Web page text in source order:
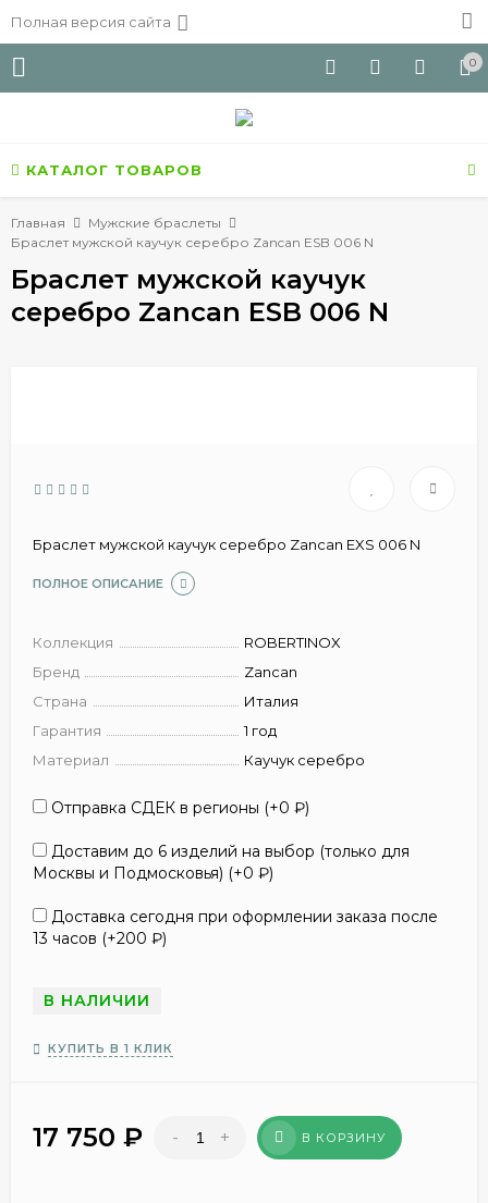
Полная версия сайта
0
КАТАЛОГ ТОВАРОВ
Главная
Мужские браслеты
Браслет мужской каучук серебро Zancan ESB 006 N
Браслет мужской каучук
серебро Zancan ESB 006 N
Браслет мужской каучук серебро Zancan EXS 006 N
ПОЛНОЕ ОПИСАНИЕ
Коллекция
ROBERTINOX
Бренд
Zancan
Страна
Италия
Гарантия
1 год
Материал
Каучук серебро
Отправка СДЕК в регионы (+0 ₽)
Доставим до 6 изделий на выбор (только для
Москвы и Подмосковья) (+0 ₽)
Доставка сегодня при оформлении заказа после
13 часов (+200 ₽)
В НАЛИЧИИ
КУПИТЬ В 1 КЛИК
17 750 ₽ - + В КОРЗИНУ